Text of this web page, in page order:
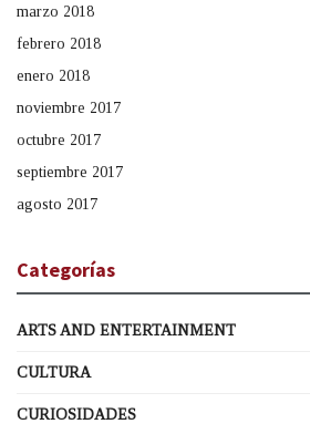
marzo 2018
febrero 2018
enero 2018
noviembre 2017
octubre 2017
septiembre 2017
agosto 2017
Categorías
ARTS AND ENTERTAINMENT
CULTURA
CURIOSIDADES